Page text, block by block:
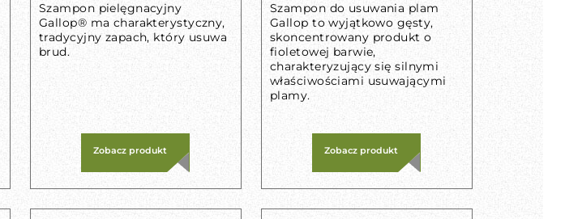
Szampon pielęgnacyjny
Gallop® ma charakterystyczny,
tradycyjny zapach, który usuwa
brud.
Zobacz produkt
Szampon do usuwania plam
Gallop to wyjątkowo gęsty,
skoncentrowany produkt o
fioletowej barwie,
charakteryzujący się silnymi
właściwościami usuwającymi
plamy.
Zobacz produkt